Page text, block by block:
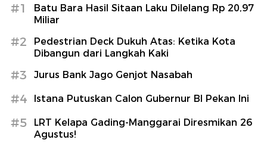
#1
Batu Bara Hasil Sitaan Laku Dilelang Rp 20,97
Miliar
#2
Pedestrian Deck Dukuh Atas: Ketika Kota
Dibangun dari Langkah Kaki
#3 Jurus Bank Jago Genjot Nasabah
#4 Istana Putuskan Calon Gubernur BI Pekan Ini
#5
LRT Kelapa Gading-Manggarai Diresmikan 26
Agustus!